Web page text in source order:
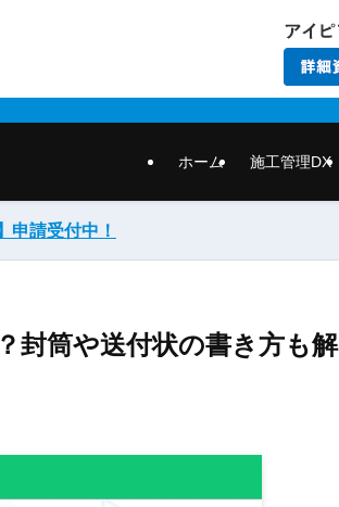
ホーム 施工管理DX
申請受付中！
封筒や送付状の書き方も解